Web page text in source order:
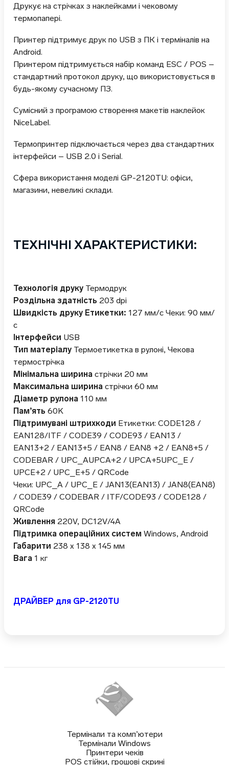
Друкує на стрічках з наклейками і чековому
термопапері.
Принтер підтримує друк по USB з ПК і терміналів на
Android.
Принтером підтримується набір команд ESC / POS –
стандартний протокол друку, що використовується в
будь-якому сучасному ПЗ.
Сумісний з програмою створення макетів наклейок
NiceLabel.
Термопринтер підключається через два стандартних
інтерфейси – USB 2.0 і Serial.
Сфера використання моделі GP-2120TU: офіси,
магазини, невеликі склади.
ТЕХНІЧНІ ХАРАКТЕРИСТИКИ:
Технологія друку Термодрук
Роздільна здатність 203 dpi
Швидкість друку Етикетки: 127 мм/с Чеки: 90 мм/
с
Інтерфейси USB
Тип матеріалу Термоетикетка в рулоні, Чекова
термострічка
Мінімальна ширина стрічки 20 мм
Максимальна ширина стрічки 60 мм
Діаметр рулона 110 мм
Пам’ять 60K
Підтримувані штрихкоди Етикетки: CODE128 /
EAN128/ITF / CODE39 / CODE93 / EAN13 /
EAN13+2 / EAN13+5 / EAN8 / EAN8 +2 / EAN8+5 /
CODEBAR / UPC_AUPCA+2 / UPCA+5UPC_E /
UPCE+2 / UPC_E+5 / QRCode
Чеки: UPC_A / UPC_E / JAN13(EAN13) / JAN8(EAN8)
/ CODE39 / CODEBAR / ITF/CODE93 / CODE128 /
QRCode
Живлення 220V, DC12V/4A
Підтримка операційних систем Windows, Android
Габарити 238 x 138 x 145 мм
Вага 1 кг
ДРАЙВЕР для GP-2120TU
Термінали та комп’ютери
Термінали Windows
Принтери чеків
POS стійки, грошові скрині